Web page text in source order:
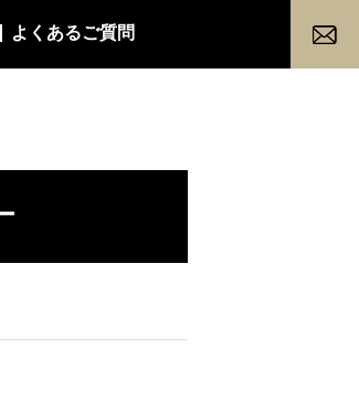
よくあるご質問